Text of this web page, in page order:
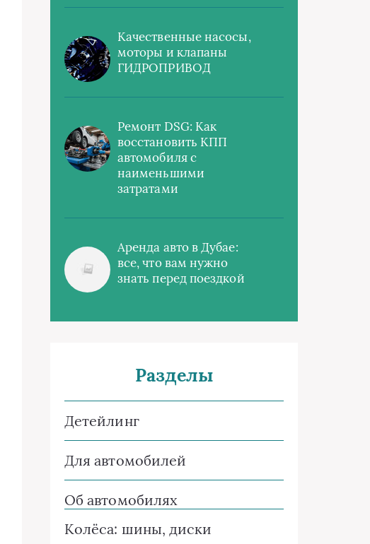
Качественные насосы,
моторы и клапаны
ГИДРОПРИВОД
Ремонт DSG: Как
восстановить КПП
автомобиля с
наименьшими
затратами
Аренда авто в Дубае:
все, что вам нужно
знать перед поездкой
Разделы
Детейлинг
Для автомобилей
Об автомобилях
Колёса: шины, диски